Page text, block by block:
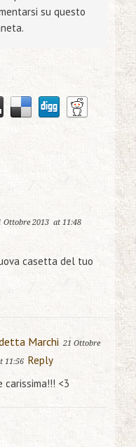
su questo
Ottobre 2013 at 11:48
casetta del tuo
Marchi 21 Ottobre
11:56 Reply
carissima!!! <3